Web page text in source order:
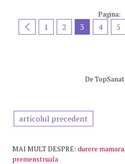
Pagina:
1 2 3 4 5
De
articolul precedent
MAI MULT DESPRE: durere mamara,
premenstruala